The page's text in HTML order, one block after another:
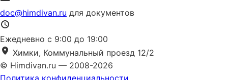
doc@himdivan.ru для документов
Ежедневно с 9:00 до 19:00
Химки, Коммунальный проезд 12/2
© Himdivan.ru — 2008-2026